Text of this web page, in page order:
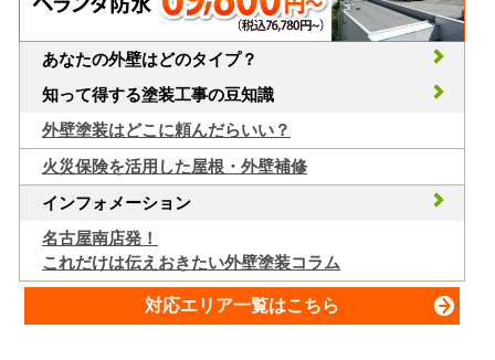
あなたの外壁はどのタイプ？
知って得する塗装工事の豆知識
外壁塗装はどこに頼んだらいい？
火災保険を活用した屋根・外壁補修
インフォメーション
名古屋南店発！
これだけは伝えおきたい外壁塗装コラム
対応エリア一覧はこちら